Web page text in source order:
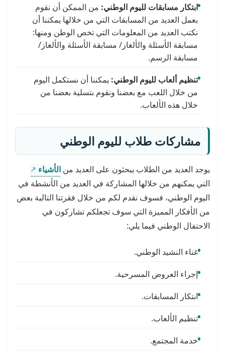
ابتكار مسابقات لليوم الوطني: من الممكن أن نقوم
بعمل العديد من المسابقات التي من خلالها يمكننا أن
نكتب العديد من المعلومات التي تخص الوطن ومنها:
مسابقة الأسئلة والألغاز/ مسابقة الأسئلة والألغاز/
مسابقة الرسم.
تنظيم ألعاب لليوم الوطني: يمكننا أن نستكمل اليوم
من خلال اللعب مع بعضنا ونقوم بتسلية بعضنا من
خلال هذه الألعاب.
مشاركات طلاب لليوم الوطني
يوجد العديد من الطلاب يبحثون على العديد من الأشياء
التي يمكنهم من خلالها المشاركة في العديد من الأنشطة في
اليوم الوطني، فسوف نقدم لكم من خلال فقرتنا التالية بعض
من الأفكار المميزة التي سوف تجعلكم تشاركون في
الاحتفال الوطني فيما يلي:
غناء النشيد الوطني.
إجراء العروض المسرحية.
ابتكار المسابقات.
تنظيم الألعاب.
خدمة المجتمع.